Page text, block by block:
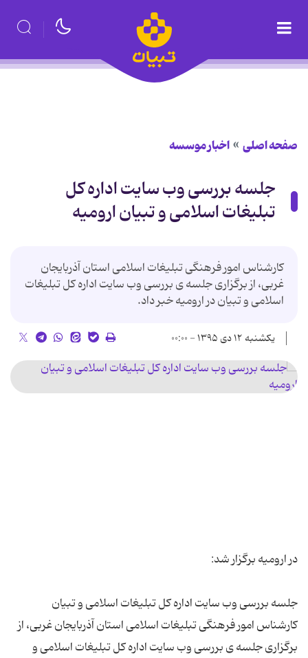
صفحه اصلی اخبار موسسه
جلسه بررسی وب سایت اداره کل
تبلیغات اسلامی و تبیان ارومیه
کارشناس امور فرهنگی تبلیغات اسلامی استان آذربایجان
غربی، از برگزاری جلسه ی بررسی وب سایت اداره کل تبلیغات
اسلامی و تبیان در ارومیه خبر داد.
یکشنبه ۱۲ دی ۱۳۹۵ - ۰۰:۰۰
کارشناس امور فرهنگی تبلیغات اسلامی استان آذربایجان غربی، از
برگزاری جلسه ی بررسی وب سایت اداره کل تبلیغات اسلامی و